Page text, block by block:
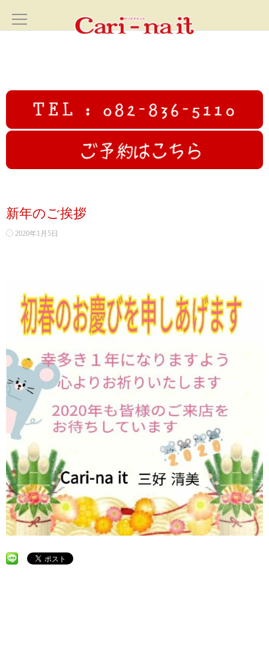
サロン案内
SALON
高圧ジェットフェイシャル
初回限定 ヒト幹細胞導入若返りジェットコース70分✨広島若返
り美人
初回限定 日焼け対策シミケアジェットコース70分
腸活
BODY
メイク
MAKE
初回限定 メイクレッスン30分✨広島メイク教室
LINEでご予約
LINE
お問い合わせ
新年のご挨拶
2020年1月5日